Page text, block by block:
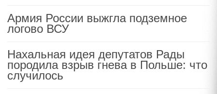
Армия России выжгла подземное
логово ВСУ
Нахальная идея депутатов Рады
породила взрыв гнева в Польше: что
случилось